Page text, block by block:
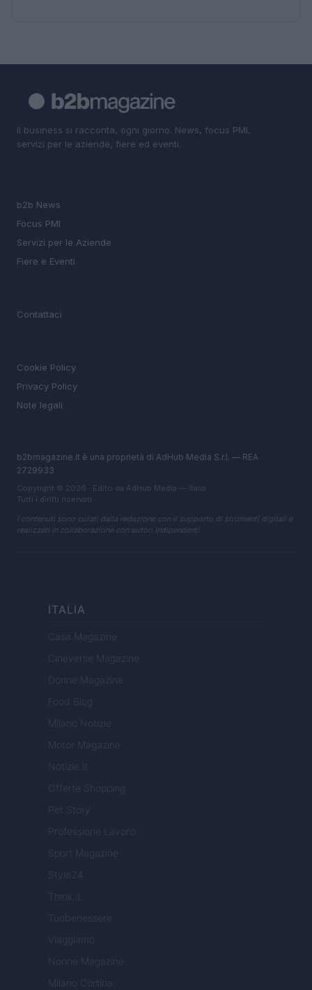
Il business si racconta, ogni giorno. News, focus PMI,
servizi per le aziende, fiere ed eventi.
b2b News
Focus PMI
Servizi per le Aziende
Fiere e Eventi
Contattaci
Cookie Policy
Privacy Policy
Note legali
b2bmagazine.it è una proprietà di AdHub Media S.r.l. — REA
2729933
Copyright © 2026 · Edito da AdHub Media — Italia
Tutti i diritti riservati
I contenuti sono curati dalla redazione con il supporto di strumenti digitali e
realizzati in collaborazione con autori indipendenti.
ITALIA
Casa Magazine
Cineverse Magazine
Donne Magazine
Food Blog
Milano Notizie
Motor Magazine
Notizie.it
Offerte Shopping
Pet Story
Professione Lavoro
Sport Magazine
Style24
Think.it
Tuobenessere
Viaggiamo
Nonne Magazine
Milano Cortina